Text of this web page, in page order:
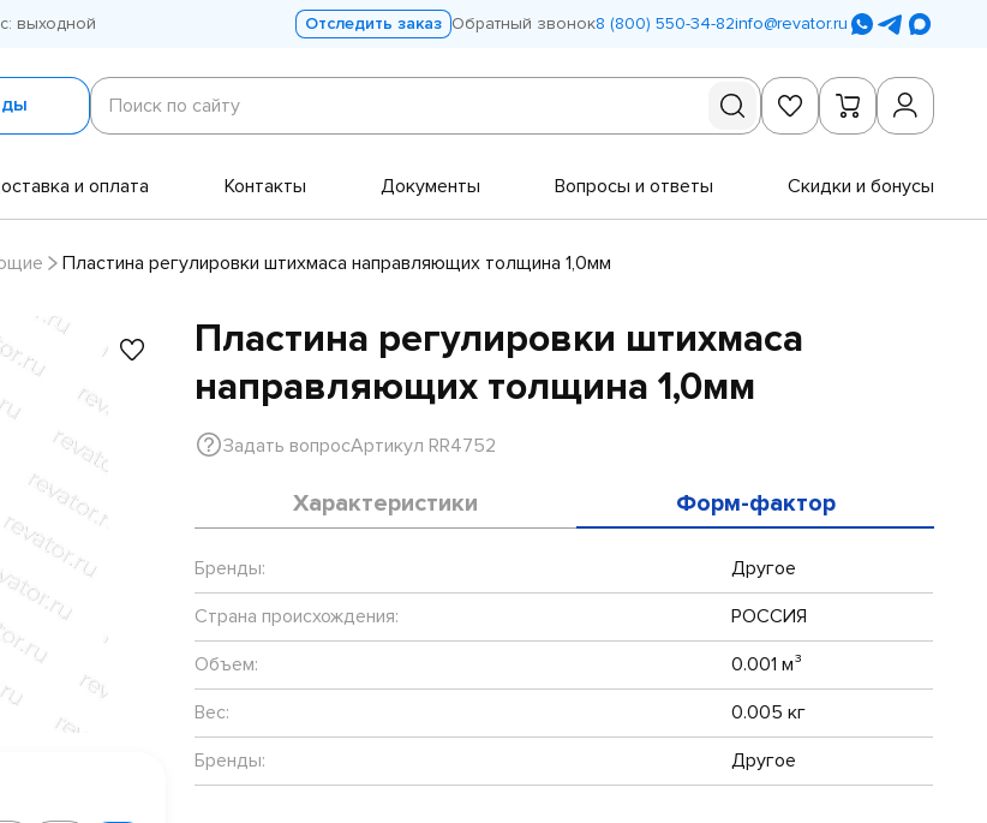
выходной Отследить заказ Обратный звонок8 (800) 550-34-82info@revator.ru
Поиск
по
сайту
Поиск по сайту
и оплата Контакты Документы Вопросы и ответы Скидки и бонусы
Пластина регулировки штихмаса направляющих толщина 1,0мм
Пластина регулировки штихмаса
направляющих толщина 1,0мм
Задать вопросАртикул RR4752
Характеристики Форм-фактор
Бренды:
Другое
Страна происхождения:
РОССИЯ
Объем:
0.001 м³
Вес:
0.005 кг
Бренды:
Другое